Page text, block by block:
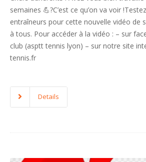
semaines 💪?C’est ce qu’on va voir
entraîneurs pour cette nouvelle vidéo de
à tous. Pour accéder à la vidéo : – sur
club (asptt tennis lyon) – sur notre site
tennis.fr
Details